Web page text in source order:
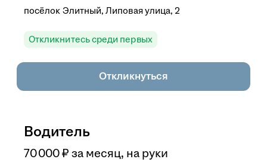
посёлок Элитный, Липовая улица, 2
Откликнитесь среди первых
Откликнуться
Водитель
70 000₽ за месяц, на руки